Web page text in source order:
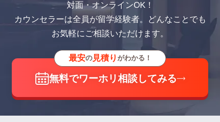
対面・オンラインOK！
カウンセラーは全員が留学経験者。どんなことでも
お気軽にご相談いただけます。
最安の見積りがわかる！
無料でワーホリ相談してみる